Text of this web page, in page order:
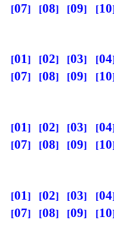
07
08 09 10
01 02 03 04
07
08 09 10
01 02 03 04
07
08 09 10
01 02 03 04
07
08 09 10